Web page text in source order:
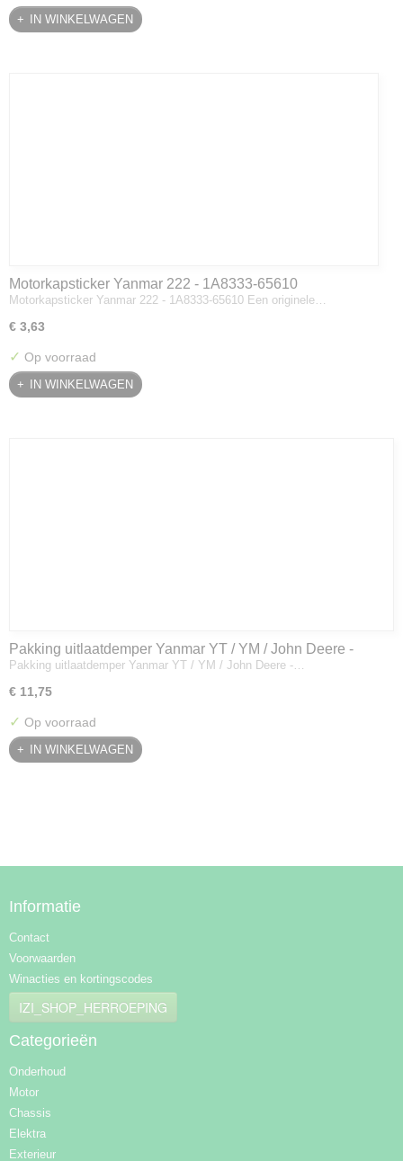
IN WINKELWAGEN
Motorkapsticker Yanmar 222 - 1A8333-65610
Motorkapsticker Yanmar 222 - 1A8333-65610 Een originele…
€ 3,63
✓ Op voorraad
IN WINKELWAGEN
Pakking uitlaatdemper Yanmar YT / YM / John Deere -
128300-13230
Pakking uitlaatdemper Yanmar YT / YM / John Deere -…
€ 11,75
✓ Op voorraad
IN WINKELWAGEN
Informatie
Contact
Voorwaarden
Winacties en kortingscodes
IZI_SHOP_HERROEPING
Categorieën
Onderhoud
Motor
Chassis
Elektra
Exterieur